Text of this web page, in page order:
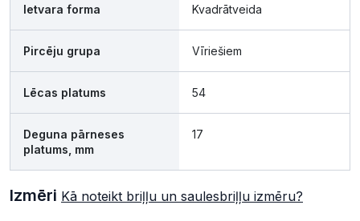
Ietvara forma Kvadrātveida
Pircēju grupa Vīriešiem
Lēcas platums 54
Deguna pārneses
platums, mm
17
Izmēri Kā noteikt briļļu un saulesbriļļu izmēru?